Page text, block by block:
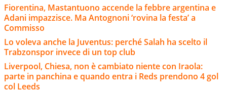
Fiorentina, Mastantuono accende la febbre argentina e
Adani impazzisce. Ma Antognoni ‘rovina la festa’ a
Commisso
Lo voleva anche la Juventus: perché Salah ha scelto il
Trabzonspor invece di un top club
Liverpool, Chiesa, non è cambiato niente con Iraola:
parte in panchina e quando entra i Reds prendono 4 gol
col Leeds